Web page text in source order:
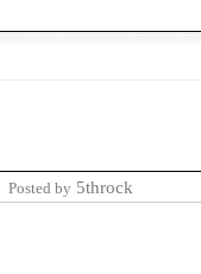
Posted by 5throck